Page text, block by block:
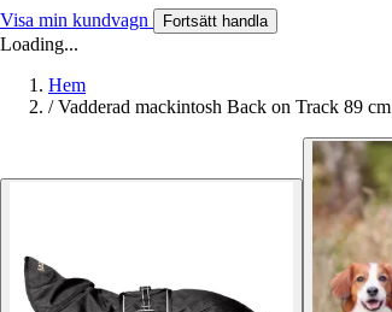
Visa min kundvagn Fortsätt handla
Loading...
Hem
/ Vadderad mackintosh Back on Track 89 cm